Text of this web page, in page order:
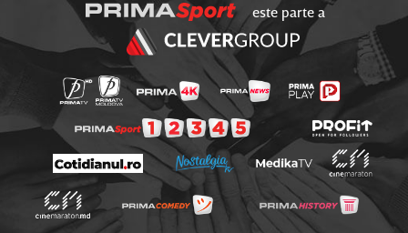
este parte a